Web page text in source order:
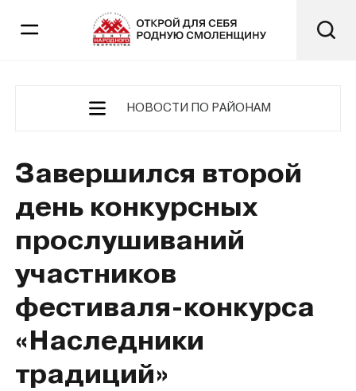
НОВОСТИ ПО РАЙОНАМ
Завершился второй
день конкурсных
прослушиваний
участников
фестиваля-конкурса
«Наследники
традиций»